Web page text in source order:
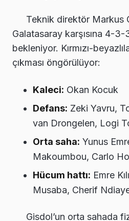
Teknik direktör Markus
Galatasaray karşısına 4-3-
bekleniyor. Kırmızı-
çıkması öngörülüyor:
Kaleci: Okan Kocuk
Defans: Zeki Yavru,
van Drongelen, Logi
Orta saha: Yunus
Makoumbou, Carlo
Hücum hattı: Emre
Musaba, Cherif
Gisdol’un orta sahada